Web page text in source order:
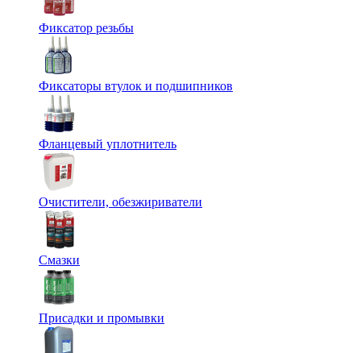
Фиксатор резьбы
Фиксаторы втулок и подшипников
Фланцевый уплотнитель
Очистители, обезжириватели
Смазки
Присадки и промывки